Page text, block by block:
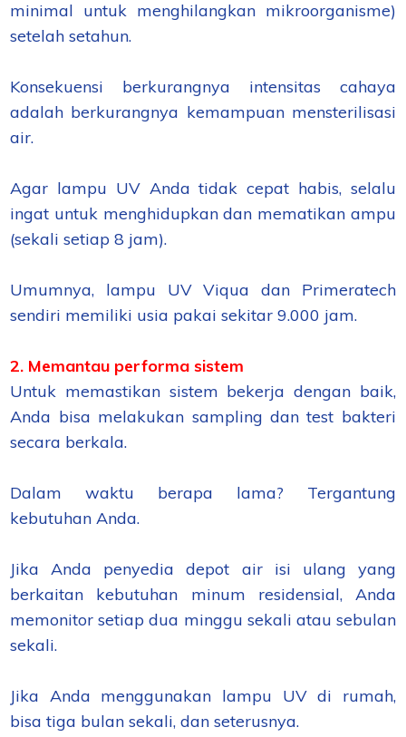
minimal untuk menghilangkan mikroorganisme)
setelah setahun.
Konsekuensi berkurangnya intensitas cahaya
adalah berkurangnya kemampuan mensterilisasi
air.
Agar lampu UV Anda tidak cepat habis, selalu
ingat untuk menghidupkan dan mematikan ampu
(sekali setiap 8 jam).
Umumnya, lampu UV Viqua dan Primeratech
sendiri memiliki usia pakai sekitar 9.000 jam.
2. Memantau performa sistem
Untuk memastikan sistem bekerja dengan baik,
Anda bisa melakukan sampling dan test bakteri
secara berkala.
Dalam waktu berapa lama? Tergantung
kebutuhan Anda.
Jika Anda penyedia depot air isi ulang yang
berkaitan kebutuhan minum residensial, Anda
memonitor setiap dua minggu sekali atau sebulan
sekali.
Jika Anda menggunakan lampu UV di rumah,
bisa tiga bulan sekali, dan seterusnya.